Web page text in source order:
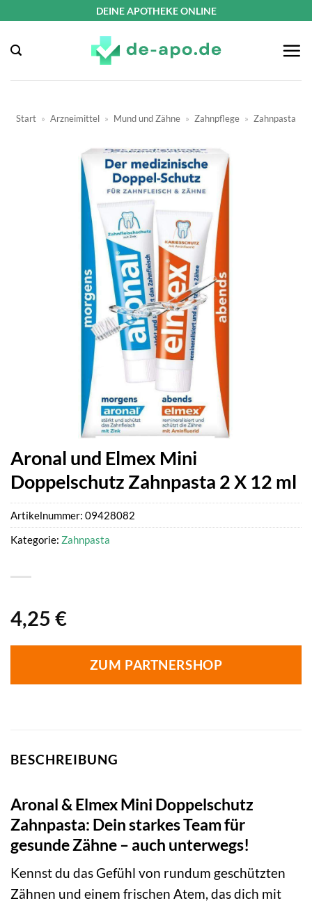
springen
DEINE APOTHEKE ONLINE
Start » Arzneimittel » Mund und Zähne » Zahnpflege » Zahnpasta
Aronal und Elmex Mini
Doppelschutz Zahnpasta 2 X 12 ml
4,25 €
ZUM PARTNERSHOP
Artikelnummer: 09428082
Kategorie: Zahnpasta
BESCHREIBUNG
Aronal & Elmex Mini Doppelschutz
Zahnpasta: Dein starkes Team für
gesunde Zähne – auch unterwegs!
Kennst du das Gefühl von rundum geschützten
Zähnen und einem frischen Atem, das dich mit